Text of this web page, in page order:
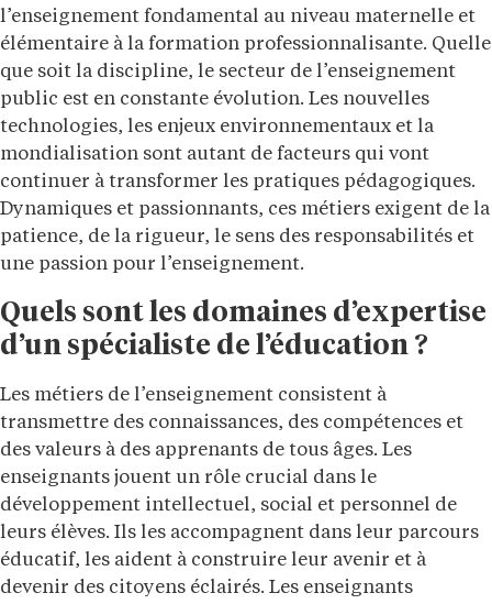
l’enseignement fondamental au niveau maternelle et
élémentaire à la formation professionnalisante. Quelle
que soit la discipline, le secteur de l’enseignement
public est en constante évolution. Les nouvelles
technologies, les enjeux environnementaux et la
mondialisation sont autant de facteurs qui vont
continuer à transformer les pratiques pédagogiques.
Dynamiques et passionnants, ces métiers exigent de la
patience, de la rigueur, le sens des responsabilités et
une passion pour l’enseignement.
Quels sont les domaines d’expertise
d’un spécialiste de l’éducation ?
Les métiers de l’enseignement consistent à
transmettre des connaissances, des compétences et
des valeurs à des apprenants de tous âges. Les
enseignants jouent un rôle crucial dans le
développement intellectuel, social et personnel de
leurs élèves. Ils les accompagnent dans leur parcours
éducatif, les aident à construire leur avenir et à
devenir des citoyens éclairés. Les enseignants